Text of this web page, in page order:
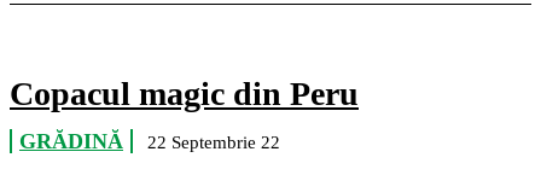
Copacul magic din Peru
GRĂDINĂ 22 Septembrie 22